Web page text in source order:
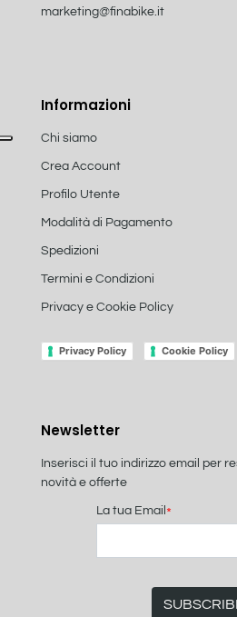
marketing@finabike.it
Informazioni
Chi siamo
Crea Account
Profilo Utente
Modalità di Pagamento
Spedizioni
Termini e Condizioni
Privacy e Cookie Policy
Privacy Policy Cookie Policy
Newsletter
Inserisci il tuo indirizzo email per
novità e offerte
La tua Email *